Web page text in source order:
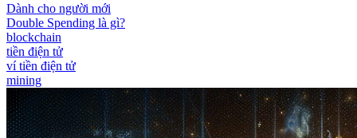
Dành cho người mới
Double Spending là gì?
blockchain
tiền điện tử
ví tiền điện tử
mining